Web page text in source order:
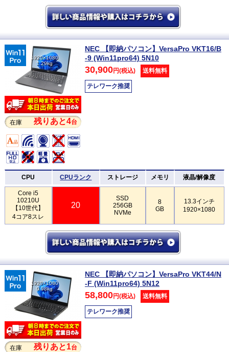
1920×1080
1.29kg
在庫 残りあと4台
NEC 【即納パソコン】VersaPro VKT16/B
-9 (Win11pro64) 5N10
30,900円(税込) 送料無料
テレワーク推奨
CPU CPUランク ストレージ メモリ 液晶/解像度
Core i5
10210U
【10世代】
4コア8スレ
20
SSD
256GB
NVMe
8
GB
13.3インチ
1920×1080
1920×1080
0.98kg
在庫 残りあと1台
NEC 【即納パソコン】VersaPro VKT44/N
-F (Win11pro64) 5N12
58,800円(税込) 送料無料
テレワーク推奨